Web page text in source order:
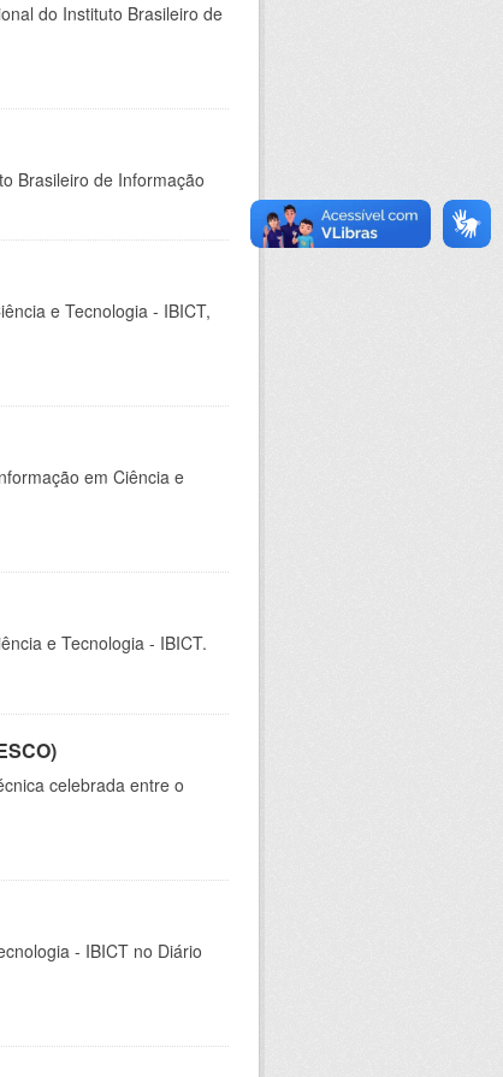
do Instituto Brasileiro de
Brasileiro de Informação
e Tecnologia - IBICT,
em Ciência e
e Tecnologia - IBICT.
celebrada entre o
- IBICT no Diário